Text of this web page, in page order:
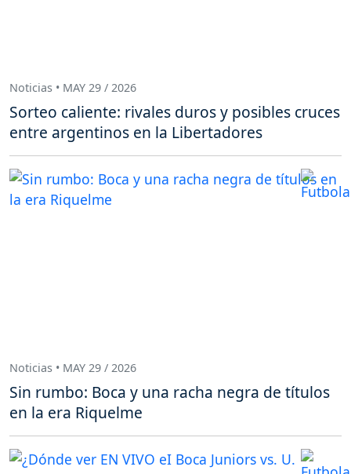
Noticias • MAY 29 / 2026
Sorteo caliente: rivales duros y posibles cruces
entre argentinos en la Libertadores
Noticias • MAY 29 / 2026
Sin rumbo: Boca y una racha negra de títulos
en la era Riquelme